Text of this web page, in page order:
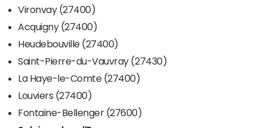
Vironvay (27400)
Acquigny (27400)
Heudebouville (27400)
Saint-Pierre-du-Vauvray (27430)
La Haye-le-Comte (27400)
Louviers (27400)
Fontaine-Bellenger (27600)